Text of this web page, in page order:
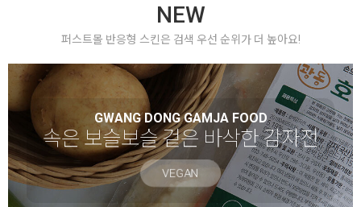
NEW
퍼스트몰 반응형 스킨은 검색 우선 순위가 더 높아요!
GWANG DONG GAMJA FOOD
속은 보슬보슬 겉은 바삭한 감자전
VEGAN